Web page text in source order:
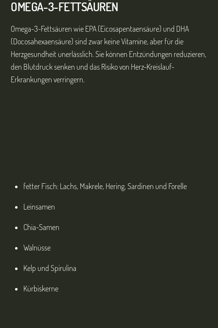
OMEGA-3-FETTSÄUREN
Omega-3-Fettsäuren wie EPA (Eicosapentaensäure) und DHA
(Docosahexaensäure) sind zwar keine Vitamine, aber für die
Herzgesundheit unerlässlich. Sie können Entzündungen reduzieren,
den Blutdruck senken und das Risiko von Herz-Kreislauf-
Erkrankungen verringern.
fetter Fisch: Lachs, Makrele, Hering, Sardinen und Forelle
Leinsamen
Chia-Samen
Walnüsse
Kelp und Spirulina
Kürbiskerne